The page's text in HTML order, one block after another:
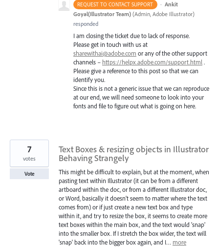
REQUEST TO CONTACT SUPPORT · Ankit
Goyal(Illustrator Team) (Admin, Adobe Illustrator)
responded
I am closing the ticket due to lack of response.
Please get in touch with us at
sharewithai@adobe.com or any of the other support
channels – https://helpx.adobe.com/support.html.
Please give a reference to this post so that we can
identify you.
Since this is not a generic issue that we can reproduce
at our end, we will need someone to look into your
fonts and file to figure out what is going on here.
Text Boxes & resizing objects in Illustrator
Behaving Strangely
This might be difficult to explain, but at the moment, when
pasting text within Illustrator (it can be from a different
artboard within the doc, or from a different Illustrator doc,
or Word, basically it doesn't seem to matter where the text
comes from) or if just create a new text box and type
within it, and try to resize the box, it seems to create more
text boxes within the main box, and the text would 'snap'
into the smaller box. If I stretch the box wider, the text will
'snap' back into the bigger box again, and I… more
7
votes
Vote